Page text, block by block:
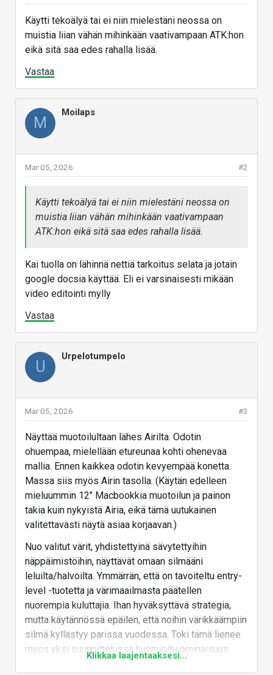
Käytti tekoälyä tai ei niin mielestäni neossa on
muistia liian vähän mihinkään vaativampaan ATK:hon
eikä sitä saa edes rahalla lisää.
Vastaa
M
Moilaps
#2
Mar 05, 2026
Käytti tekoälyä tai ei niin mielestäni neossa on
muistia liian vähän mihinkään vaativampaan
ATK:hon eikä sitä saa edes rahalla lisää.
Kai tuolla on lähinnä nettiä tarkoitus selata ja jotain
google docsia käyttää. Eli ei varsinaisesti mikään
video editointi mylly
Vastaa
U
Urpelotumpelo
#3
Mar 05, 2026
Näyttää muotoilultaan lähes Airilta. Odotin
ohuempaa, mielellään etureunaa kohti ohenevaa
mallia. Ennen kaikkea odotin kevyempää konetta.
Massa siis myös Airin tasolla. (Käytän edelleen
mieluummin 12" Macbookkia muotoilun ja painon
takia kuin nykyistä Airia, eikä tämä uutukainen
valitettavasti näytä asiaa korjaavan.)
Nuo valitut värit, yhdistettyinä sävytettyihin
näppäimistöihin, näyttävät omaan silmääni
leluilta/halvoilta. Ymmärrän, että on tavoiteltu entry-
level -tuotetta ja värimaailmasta päätellen
nuorempia kuluttajia. Ihan hyväksyttävä strategia,
mutta käytännössä epäilen, että noihin värikkäämpiin
silmä kyllästyy parissa vuodessa. Toki tämä lienee
myös yksi suunnittelussa huomioitu ominaisuus.
(Itselleni ainut noista värivaihtoehdoista miellyttävä
Klikkaa laajentaaksesi...